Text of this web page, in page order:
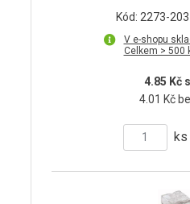
Kód: 2273-203
V e-shopu
Celkem > 500
4.85 Kč
4.01 Kč
ks